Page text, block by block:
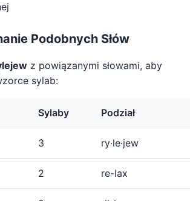
Podobnych Słów
z powiązanymi słowami, aby
sylab:
Sylaby Podział
3 ry·le·jew
2 re-lax